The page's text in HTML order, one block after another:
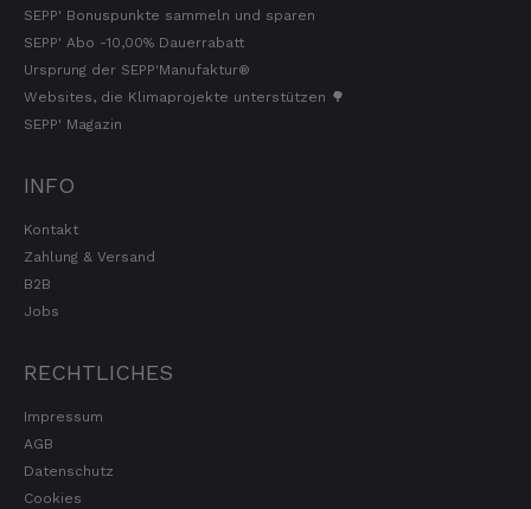
SEPP' Bonuspunkte sammeln und sparen
SEPP' Abo -10,00% Dauerrabatt
Ursprung der SEPP'Manufaktur®
Websites, die Klimaprojekte unterstützen 🌳
SEPP' Magazin
INFO
Kontakt
Zahlung & Versand
B2B
Jobs
RECHTLICHES
Impressum
AGB
Datenschutz
Cookies